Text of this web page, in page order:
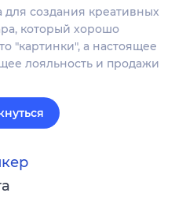
создания креативных
который хорошо
"картинки", а настоящее
лояльность и продажи